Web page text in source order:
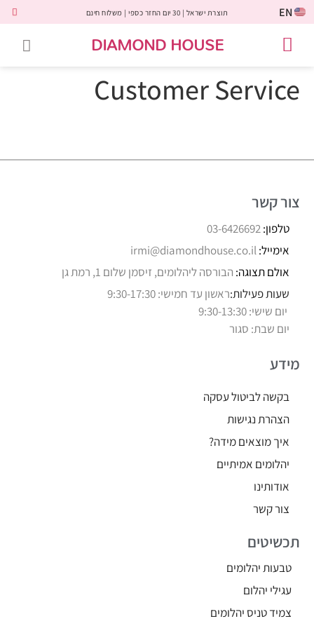
EN תוצרת ישראל | 30 יום החזר כספי | משלוח חינם
DIAMOND HOUSE
Customer Service
צור קשר
טלפון:03-6426692
אימייל:irmi@diamondhouse.co.il
אולם תצוגה: הבורסה ליהלומים, זיסמן שלום 1, רמת גן
שעות פעילות:ראשון עד חמישי: 9:30-17:30
יום שישי: 9:30-13:30
יום שבת: סגור
מידע
בקשה לביטול עסקה
הצהרת נגישות
איך מוצאים מידה?
יהלומים אמיתיים
אודותינו
צור קשר
תכשיטים
טבעות יהלומים
עגילי יהלום
צמיד טניס יהלומים